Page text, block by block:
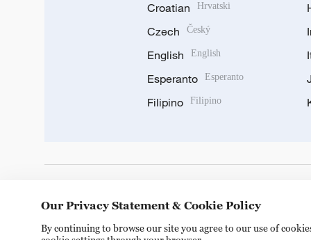
Croatian Hrvatski
Czech Český
English English
Esperanto Esperanto
Filipino Filipino
Our Privacy Statement & Cookie Policy
By continuing to browse our site you agree to our use of